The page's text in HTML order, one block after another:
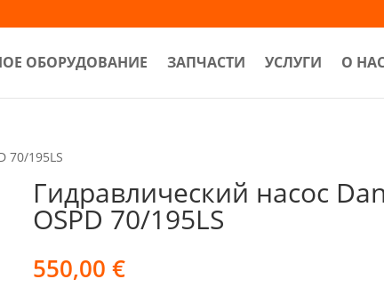
ОБОРУДОВАНИЕ ЗАПЧАСТИ УСЛУГИ О
70/195LS
Гидравлический насос
OSPD 70/195LS
550,00 €